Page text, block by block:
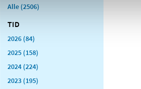
Alle (2506)
TID
2026 (84)
2025 (158)
2024 (224)
2023 (195)